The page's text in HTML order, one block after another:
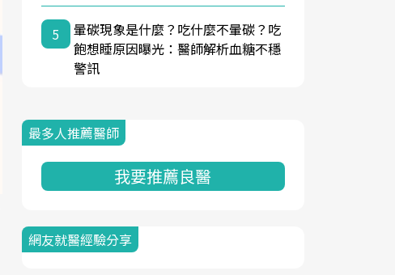
5
暈碳現象是什麼？吃什麼不暈碳？吃
飽想睡原因曝光：醫師解析血糖不穩
警訊
最多人推薦醫師
我要推薦良醫
網友就醫經驗分享